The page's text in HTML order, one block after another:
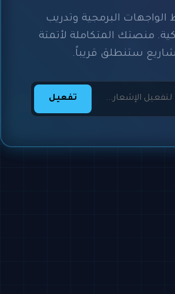
الواجهات البرمجية وتدريب
منصتك المتكاملة لأتمتة
ستنطلق قريباً.
تفعيل